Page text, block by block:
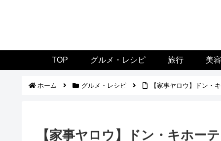
TOP グルメ・レシピ 旅行 美容
ホーム グルメ・レシピ 【家事ヤロウ】ドン・
【家事ヤロウ】ドン・キホー